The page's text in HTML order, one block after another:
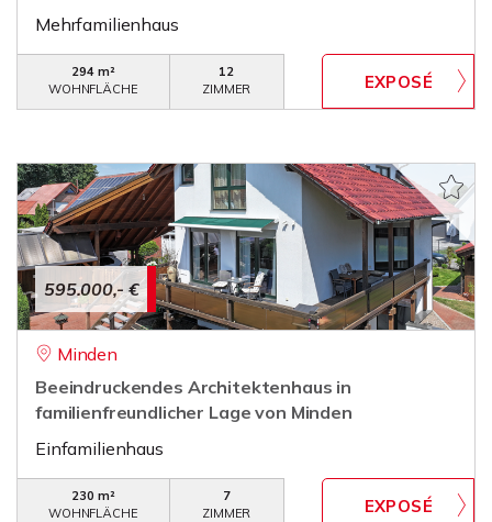
Mehrfamilienhaus
294 m²
WOHNFLÄCHE
12
ZIMMER
595.000,- €
Minden
Beeindruckendes Architektenhaus in
familienfreundlicher Lage von Minden
Einfamilienhaus
230 m²
WOHNFLÄCHE
7
ZIMMER